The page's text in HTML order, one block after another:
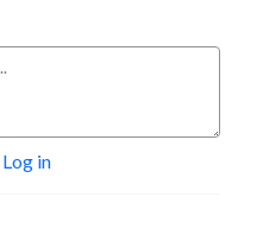
Log in